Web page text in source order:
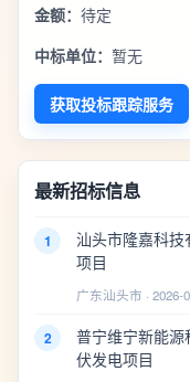
金额： 待定
中标单位： 暂无
获取投标跟踪服务
最新招标信息
1
汕头市隆嘉科
项目
广东汕头市 · 2026-
2
普宁维宁新能
伏发电项目